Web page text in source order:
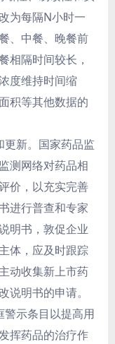
为每隔N小时一
、中餐、晚餐前
相隔时间较长，
度维持时间缩
积等其他数据的
新。国家药品监
测网络对药品相
价，以充实完善
进行普查和专家
明书，敦促企业
体，应及时跟踪
动收集新上市药
说明书的申请。
示条目以提高用
挥药品的治疗作